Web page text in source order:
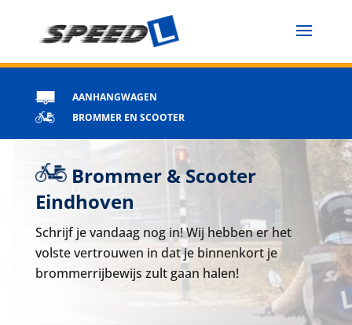
AANHANGWAGEN
BROMMER EN SCOOTER
Brommer & Scooter
Eindhoven
Schrijf je vandaag nog in! Wij hebben er het
volste vertrouwen in dat je binnenkort je
brommerrijbewijs zult gaan halen!